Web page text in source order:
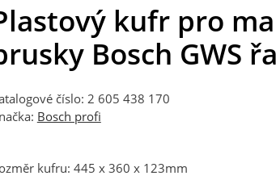
kufr pro
Bosch GWS
číslo: 2 605 438 170
Bosch profi
kufru: 445 x 360 x 123mm